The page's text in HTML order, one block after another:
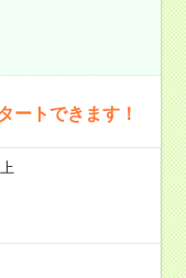
ートできます！